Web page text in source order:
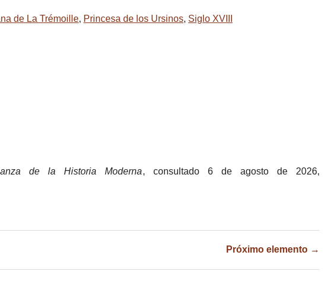
de La Trémoille, Princesa de los Ursinos, Siglo XVIII
de la Historia Moderna, consultado 6 de agosto de 2026,
Próximo elemento →